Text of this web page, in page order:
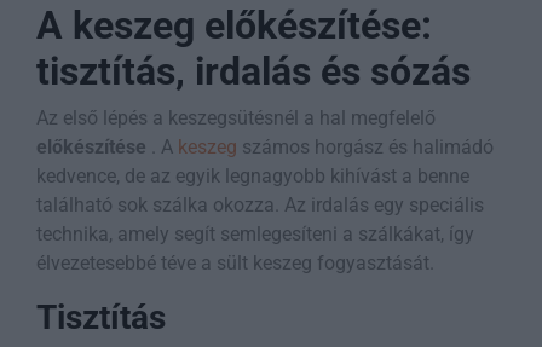
A keszeg előkészítése:
tisztítás, irdalás és sózás
Az első lépés a keszegsütésnél a hal megfelelő
előkészítése . A keszeg számos horgász és halimádó
kedvence, de az egyik legnagyobb kihívást a benne
található sok szálka okozza. Az irdalás egy speciális
technika, amely segít semlegesíteni a szálkákat, így
élvezetesebbé téve a sült keszeg fogyasztását.
Tisztítás